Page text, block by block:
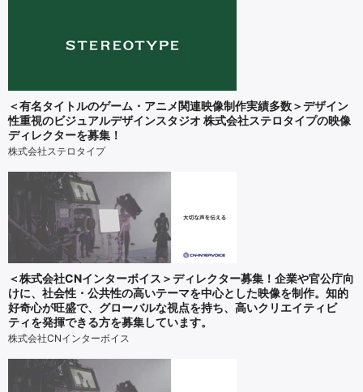
＜有名タイトルのゲーム・アニメ関連映像制作実績多数＞デザイン
性重視のビジュアルデザインスタジオ 株式会社ステロタイプの映像
ディレクターを募集！
株式会社ステロタイプ
＜株式会社CNインターボイス＞ディレクター募集！企業や官公庁向
けに、社会性・公共性の高いテーマを中心とした映像を制作。知的
好奇心が旺盛で、グローバルな視点を持ち、高いクリエイティビ
ティを発揮できる方を募集しています。
株式会社CNインターボイス